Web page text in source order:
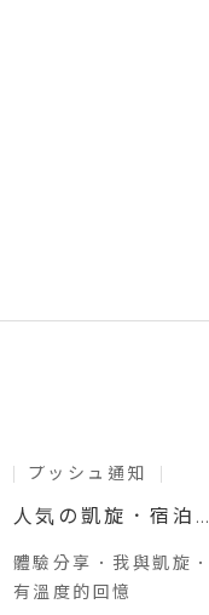
プッシュ通知
人気の凱旋．宿泊体
體驗分享．我與凱旋．
有溫度的回憶